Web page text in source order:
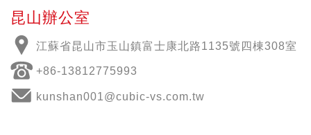
昆山辦公室
江蘇省昆山市玉山鎮富士康北路1135號四棟308室
+86-13812775993
kunshan001@cubic-vs.com.tw